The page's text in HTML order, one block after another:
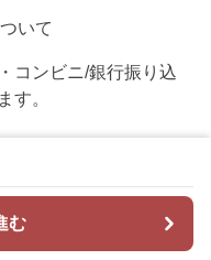
む
いて
コンビニ/銀行振り込
す。